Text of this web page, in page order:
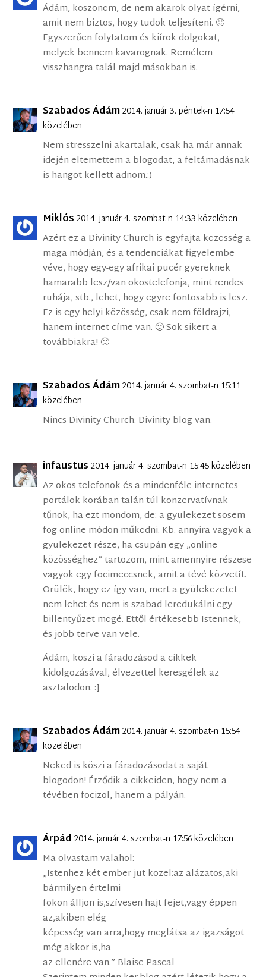
Ádám, köszönöm, de nem akarok olyat ígérni,
amit nem biztos, hogy tudok teljesíteni. 🙂
Egyszerűen folytatom és kiírok dolgokat,
melyek bennem kavarognak. Remélem
visszhangra talál majd másokban is.
Szabados Ádám2014. január 3. péntek-n 17:54
közelében
Nem stresszelni akartalak, csak ha már annak
idején eltemettem a blogodat, a feltámadásnak
is hangot kellett adnom.:)
Miklós 2014. január 4. szombat-n 14:33 közelében
Azért ez a Divinity Church is egyfajta közösség a
maga módján, és a tendenciákat figyelembe
véve, hogy egy-egy afrikai pucér gyereknek
hamarabb lesz/van okostelefonja, mint rendes
ruhája, stb., lehet, hogy egyre fontosabb is lesz.
Ez is egy helyi közösség, csak nem földrajzi,
hanem internet címe van. 🙂 Sok sikert a
továbbiakra! 🙂
Szabados Ádám2014. január 4. szombat-n 15:11
közelében
Nincs Divinity Church. Divinity blog van.
infaustus 2014. január 4. szombat-n 15:45 közelében
Az okos telefonok és a mindenféle internetes
portálok korában talán túl konzervatívnak
tűnök, ha ezt mondom, de: a gyülekezet sosem
fog online módon működni. Kb. annyira vagyok a
gyülekezet része, ha csupán egy „online
közösséghez” tartozom, mint amennyire részese
vagyok egy focimeccsnek, amit a tévé közvetít.
Örülök, hogy ez így van, mert a gyülekezetet
nem lehet és nem is szabad leredukálni egy
billentyűzet mögé. Ettől értékesebb Istennek,
és jobb terve van vele.
Ádám, köszi a fáradozásod a cikkek
kidolgozásával, élvezettel keresgélek az
asztalodon. :]
Szabados Ádám2014. január 4. szombat-n 15:54
közelében
Neked is köszi a fáradozásodat a saját
blogodon! Érződik a cikkeiden, hogy nem a
tévében focizol, hanem a pályán.
Árpád 2014. január 4. szombat-n 17:56 közelében
Ma olvastam valahol:
„Istenhez két ember jut közel:az alázatos,aki
bármilyen értelmi
fokon álljon is,szívesen hajt fejet,vagy éppen
az,akiben elég
képesség van arra,hogy meglátsa az igazságot
még akkor is,ha
az ellenére van.”-Blaise Pascal